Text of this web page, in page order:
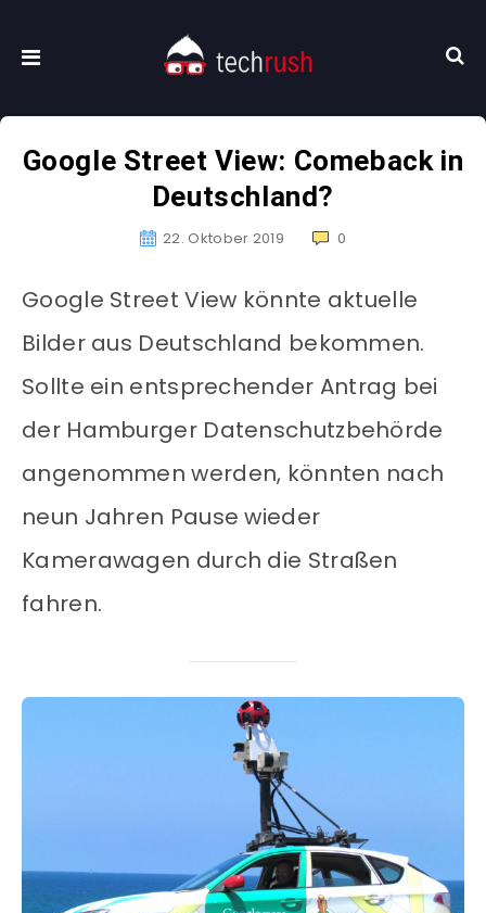
Google Street View: Comeback in
Deutschland?
22. Oktober 2019 0
Google Street View könnte aktuelle
Bilder aus Deutschland bekommen.
Sollte ein entsprechender Antrag bei
der Hamburger Datenschutzbehörde
angenommen werden, könnten nach
neun Jahren Pause wieder
Kamerawagen durch die Straßen
fahren.